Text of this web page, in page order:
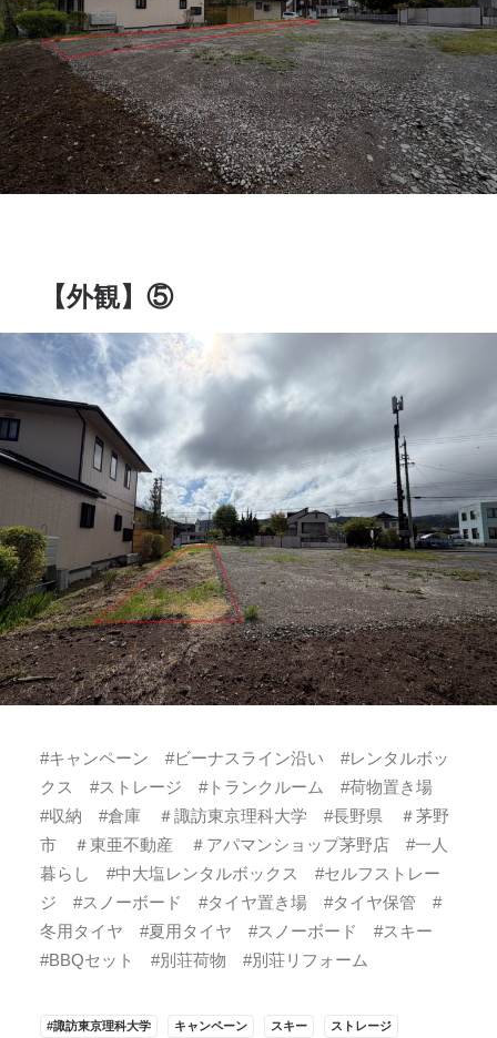
【外観】⑤
#キャンペーン #ビーナスライン沿い #レンタルボッ
クス #ストレージ #トランクルーム #荷物置き場
#収納 #倉庫 ＃諏訪東京理科大学 #長野県 ＃茅野
市 ＃東亜不動産 ＃アパマンショップ茅野店 #一人
暮らし #中大塩レンタルボックス #セルフストレー
ジ #スノーボード #タイヤ置き場 #タイヤ保管 #
冬用タイヤ #夏用タイヤ #スノーボード #スキー
#BBQセット #別荘荷物 #別荘リフォーム
#諏訪東京理科大学 キャンペーン スキー ストレージ